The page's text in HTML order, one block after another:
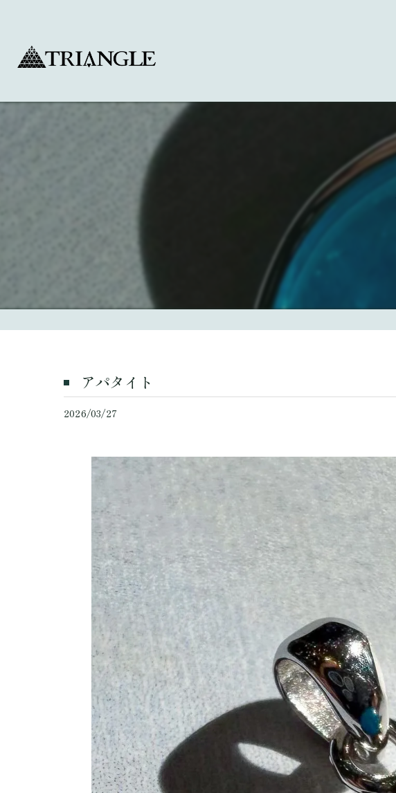
アパタイト
2026/03/27